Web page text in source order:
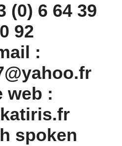
(0) 6 64 39
92
:
web :
spoken